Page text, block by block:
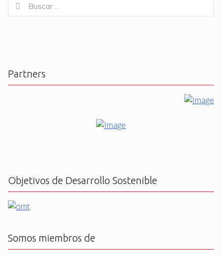
for:
Buscar
Partners
Objetivos de Desarrollo Sostenible
Somos miembros de